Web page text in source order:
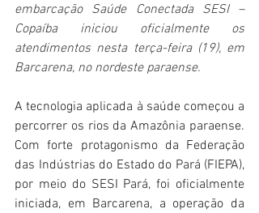
embarcação Saúde Conectada SESI –
Copaíba iniciou oficialmente os
atendimentos nesta terça-feira (19), em
Barcarena, no nordeste paraense.
A tecnologia aplicada à saúde começou a
percorrer os rios da Amazônia paraense.
Com forte protagonismo da Federação
das Indústrias do Estado do Pará (FIEPA),
por meio do SESI Pará, foi oficialmente
iniciada, em Barcarena, a operação da